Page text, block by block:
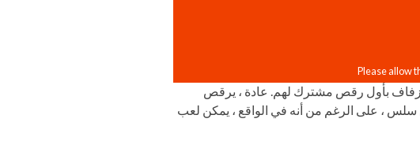
بأول رقص مشترك لهم. عادة ، يرقص
، على الرغم من أنه في الواقع ، يمكن لعب